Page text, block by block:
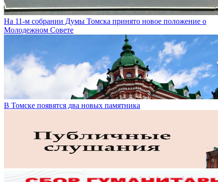
На 11-м собрании Думы Томска принято новое положение о
Молодежном Совете
В Томске появятся два новых памятника